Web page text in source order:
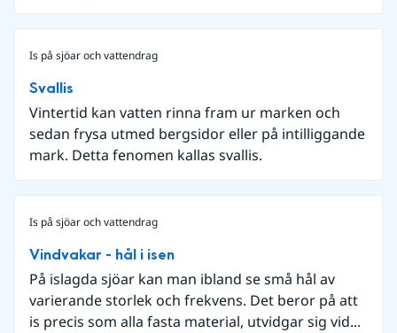
Is på sjöar och vattendrag
Svallis
Vintertid kan vatten rinna fram ur marken och
sedan frysa utmed bergsidor eller på intilliggande
mark. Detta fenomen kallas svallis.
Is på sjöar och vattendrag
Vindvakar - hål i isen
På islagda sjöar kan man ibland se små hål av
varierande storlek och frekvens. Det beror på att
is precis som alla fasta material, utvidgar sig vid...